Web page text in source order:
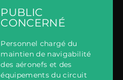
PUBLIC
CONCERNÉ
Personnel chargé du
maintien de navigabilité
des aéronefs et des
équipements du circuit